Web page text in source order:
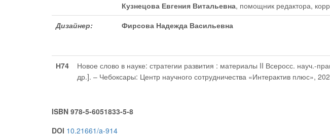
Кузнецова Евгения Витальевна, помощник редактора,
Дизайнер:
Фирсова Надежда Васильевна
Н74
Новое слово в науке: стратегии развития : материалы II Всеросс. науч.-
др.]. – Чебоксары: Центр научного сотрудничества «Интерактив плюс»,
ISBN 978-5-6051833-5-8
DOI 10.21661/a-914